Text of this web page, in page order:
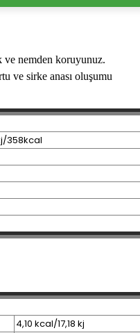
ve nemden koruyunuz.
ve sirke anası oluşumu
358kcal
4,10 kcal/17,18 kj